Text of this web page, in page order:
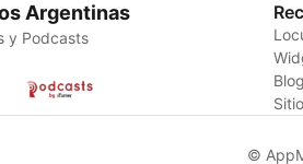
Argentinas
y Podcasts
Blog
©